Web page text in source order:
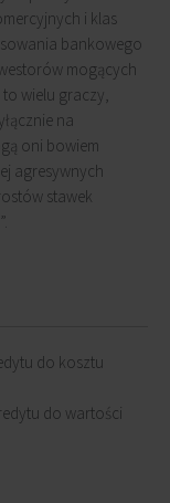
i klas
bankowego
mogących
wielu graczy,
na
oni bowiem
agresywnych
stawek
do kosztu
do wartości